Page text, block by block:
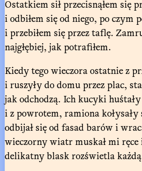
Ostatkiem sił przecisnąłem się
i odbiłem się od niego, po czym
i przebiłem się przez taflę.
najgłębiej, jak potrafiłem.
Kiedy tego wieczora ostatnie z
i ruszyły do domu przez plac,
jak odchodzą. Ich kucyki huśtały
i z powrotem, ramiona kołysały
odbijał się od fasad barów i
wieczorny wiatr muskał mi
delikatny blask rozświetla każdą